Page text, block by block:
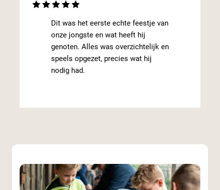
Dit was het eerste echte feestje van
onze jongste en wat heeft hij
genoten. Alles was overzichtelijk en
speels opgezet, precies wat hij
nodig had.